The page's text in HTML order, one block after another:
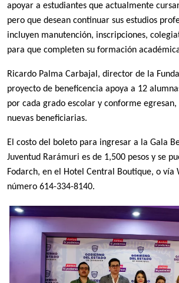
apoyar a estudiantes que actualmente
pero que desean continuar sus estudios
incluyen manutención, inscripciones,
para que completen su formación
Ricardo Palma Carbajal, director de la
proyecto de beneficencia apoya a 12
por cada grado escolar y conforme
nuevas beneficiarias.
El costo del boleto para ingresar a la Gala
Juventud Rarámuri es de 1,500 pesos y se
Fodarch, en el Hotel Central Boutique, o vía
número 614-334-8140.